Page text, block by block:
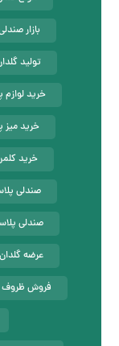
بازار
تولید
خرید لوازم
خرید میز
خرید
صندلی
صندلی
عرضه
فروش ظروف